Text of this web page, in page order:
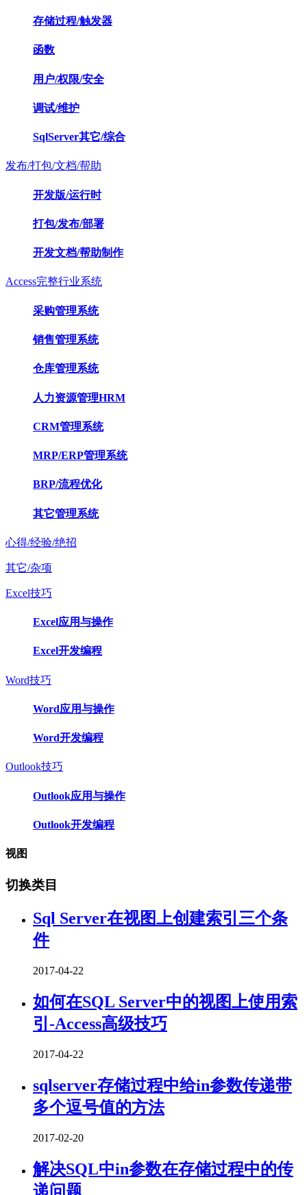
存储过程/触发器
函数
用户/权限/安全
调试/维护
SqlServer其它/综合
发布/打包/文档/帮助
开发版/运行时
打包/发布/部署
开发文档/帮助制作
Access完整行业系统
采购管理系统
销售管理系统
仓库管理系统
人力资源管理HRM
CRM管理系统
MRP/ERP管理系统
BRP/流程优化
其它管理系统
心得/经验/绝招
其它/杂项
Excel技巧
Excel应用与操作
Excel开发编程
Word技巧
Word应用与操作
Word开发编程
Outlook技巧
Outlook应用与操作
Outlook开发编程
视图
切换类目
Sql Server在视图上创建索引三个条
件
2017-04-22
如何在SQL Server中的视图上使用索
引-Access高级技巧
2017-04-22
sqlserver存储过程中给in参数传递带
多个逗号值的方法
2017-02-20
解决SQL中in参数在存储过程中的传
递问题